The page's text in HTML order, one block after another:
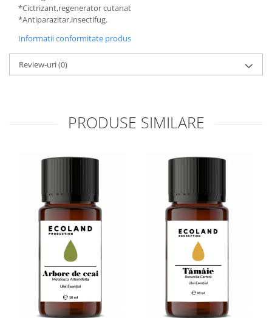
*Cictrizant,regenerator cutanat
*Antiparazitar,insectifug.
Informatii conformitate produs
Review-uri(0)
PRODUSE SIMILARE